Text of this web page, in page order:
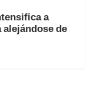
a
de